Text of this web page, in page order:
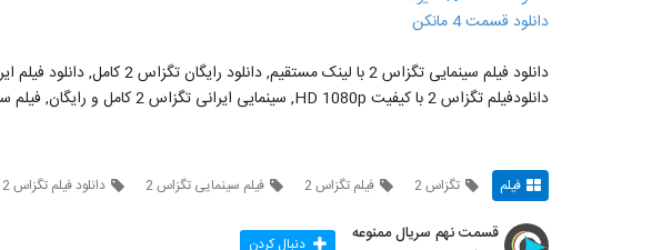
دانلود قسمت 4 مانکن
دانلودفیلم تگزاس 2 با کیفیت HD 1080p, سینمایی ایرانی تگزاس 2 کامل و رایگان, فیلم سینمایی تگزاس 2
فیلم تگزاس 2 فیلم تگزاس 2 فیلم سینمایی تگزاس 2 دانلود فیلم تگزاس 2 کامل
قسمت نهم سریال ممنوعه دنبال کردن